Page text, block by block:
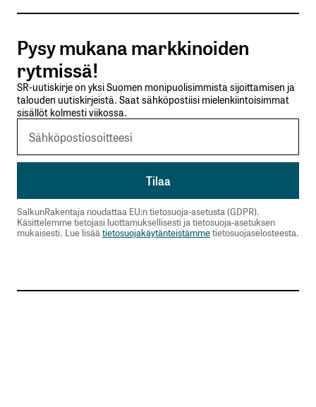
Tilaa SalkunRakentajan uutiskirje
Lähetä kommentti
Pysy mukana markkinoiden
rytmissä!
SR-uutiskirje on yksi Suomen monipuolisimmista sijoittamisen ja
talouden uutiskirjeistä. Saat sähköpostiisi mielenkiintoisimmat
sisällöt kolmesti viikossa.
SalkunRakentaja noudattaa EU:n tietosuoja-asetusta (GDPR).
Käsittelemme tietojasi luottamuksellisesti ja tietosuoja-asetuksen
mukaisesti. Lue lisäätietosuojakäytänteistämmetietosuojaselosteesta.